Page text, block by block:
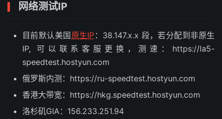
网络测试IP
目前默认美国 原生IP ：38.147.x.x 段，若分配到非原生
IP, 可以联系客服更换，测速：https://la5-
speedtest.hostyun.com
俄罗斯内测：https://ru-speedtest.hostyun.com
香港大带宽：https://hkg.speedtest.hostyun.com
洛杉矶GIA：156.233.251.94